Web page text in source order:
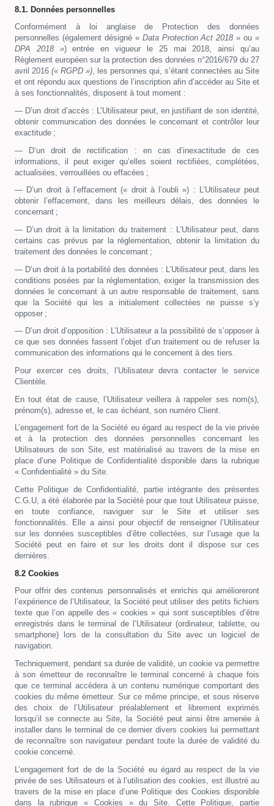
8.1. Données personnelles
Conformément à loi anglaise de Protection des données
personnelles (également désigné « Data Protection Act 2018 »ou «
DPA 2018 ») entrée en vigueur le 25 mai 2018, ainsi qu’au
Règlement européen sur la protection des données n°2016/679 du 27
avril 2016 (« RGPD »), les personnes qui, s’étant connectées au Site
et ont répondu aux questions de l’inscription afin d’accéder au Site et
à ses fonctionnalités, disposent à tout moment :
— D’un droit d’accès : L’Utilisateur peut, en justifiant de son identité,
obtenir communication des données le concernant et contrôler leur
exactitude ;
— D’un droit de rectification : en cas d’inexactitude de ces
informations, il peut exiger qu’elles soient rectifiées, complétées,
actualisées, verrouillées ou effacées ;
— D’un droit à l’effacement (« droit à l’oubli ») : L’Utilisateur peut
obtenir l’effacement, dans les meilleurs délais, des données le
concernant ;
— D’un droit à la limitation du traitement : L’Utilisateur peut, dans
certains cas prévus par la réglementation, obtenir la limitation du
traitement des données le concernant ;
— D’un droit à la portabilité des données : L’Utilisateur peut, dans les
conditions posées par la réglementation, exiger la transmission des
données le concernant à un autre responsable de traitement, sans
que la Société qui les a initialement collectées ne puisse s’y
opposer ;
— D’un droit d’opposition : L’Utilisateur a la possibilité de s’opposer à
ce que ses données fassent l’objet d’un traitement ou de refuser la
communication des informations qui le concernent à des tiers.
Pour exercer ces droits, l’Utilisateur devra contacter le service
Clientèle.
En tout état de cause, l’Utilisateur veillera à rappeler ses nom(s),
prénom(s), adresse et, le cas échéant, son numéro Client.
L’engagement fort de la Société eu égard au respect de la vie privée
et à la protection des données personnelles concernant les
Utilisateurs de son Site, est matérialisé au travers de la mise en
place d’une Politique de Confidentialité disponible dans la rubrique
« Confidentialité » du Site.
Cette Politique de Confidentialité, partie intégrante des présentes
C.G.U, a été élaborée par la Société pour que tout Utilisateur puisse,
en toute confiance, naviguer sur le Site et utiliser ses
fonctionnalités. Elle a ainsi pour objectif de renseigner l’Utilisateur
sur les données susceptibles d’être collectées, sur l’usage que la
Société peut en faire et sur les droits dont il dispose sur ces
dernières.
8.2 Cookies
Pour offrir des contenus personnalisés et enrichis qui amélioreront
l’expérience de l’Utilisateur, la Société peut utiliser des petits fichiers
texte que l’on appelle des « cookies » qui sont susceptibles d’être
enregistrés dans le terminal de l’Utilisateur (ordinateur, tablette, ou
smartphone) lors de la consultation du Site avec un logiciel de
navigation.
Techniquement, pendant sa durée de validité, un cookie va permettre
à son émetteur de reconnaître le terminal concerné à chaque fois
que ce terminal accèdera à un contenu numérique comportant des
cookies du même émetteur. Sur ce même principe, et sous réserve
des choix de l’Utilisateur préalablement et librement exprimés
lorsqu’il se connecte au Site, la Société peut ainsi être amenée à
installer dans le terminal de ce dernier divers cookies lui permettant
de reconnaître son navigateur pendant toute la durée de validité du
cookie concerné.
L’engagement fort de de la Société eu égard au respect de la vie
privée de ses Utilisateurs et à l’utilisation des cookies, est illustré au
travers de la mise en place d’une Politique des Cookies disponible
dans la rubrique « Cookies » du Site. Cette Politique, partie